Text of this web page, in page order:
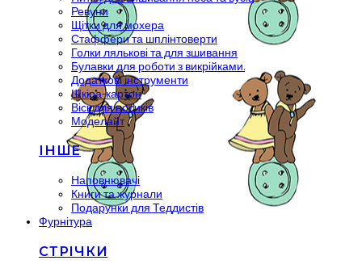
Ревуни
Щітки для мохера
Стаффери та шплінтоверти
Голки лялькові та для зшивання
Булавки для роботи з викрійками.
Додаткові інструменти
Шкіра-картон
Віск для носиків
Моделайт
ІНШЕ
Наповнювачі
Книги та журнали
Подарунки для Теддистів
Фурнітура
СТРІЧКИ